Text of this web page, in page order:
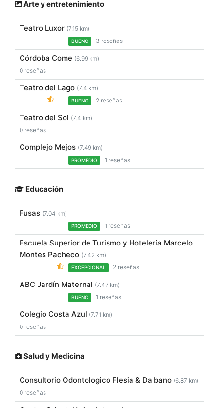
Arte y entretenimiento
Teatro Luxor (7.15 km)
BUENO 3 reseñas
Córdoba Come (6.99 km)
0 reseñas
Teatro del Lago (7.4 km)
BUENO 2 reseñas
Teatro del Sol (7.4 km)
0 reseñas
Complejo Mejos (7.49 km)
PROMEDIO 1 reseñas
Educación
Fusas (7.04 km)
PROMEDIO 1 reseñas
Escuela Superior de Turismo y Hotelería Marcelo
Montes Pacheco (7.42 km)
EXCEPCIONAL 2 reseñas
ABC Jardín Maternal (7.47 km)
BUENO 1 reseñas
Colegio Costa Azul (7.71 km)
0 reseñas
Salud y Medicina
Consultorio Odontologico Flesia & Dalbano (6.87 km)
0 reseñas